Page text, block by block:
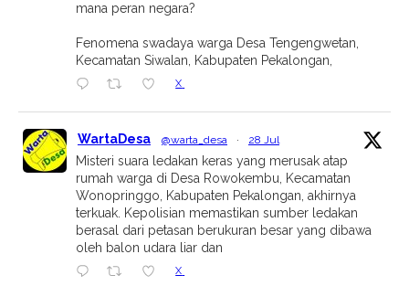
mana peran negara?
Fenomena swadaya warga Desa Tengengwetan,
Kecamatan Siwalan, Kabupaten Pekalongan,
X
WartaDesa @warta_desa · 28 Jul
Misteri suara ledakan keras yang merusak atap
rumah warga di Desa Rowokembu, Kecamatan
Wonopringgo, Kabupaten Pekalongan, akhirnya
terkuak. Kepolisian memastikan sumber ledakan
berasal dari petasan berukuran besar yang dibawa
oleh balon udara liar dan
X